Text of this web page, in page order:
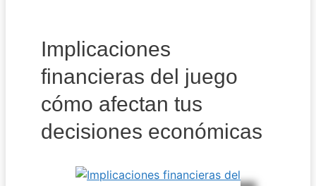
Implicaciones
financieras del juego
cómo afectan tus
decisiones económicas